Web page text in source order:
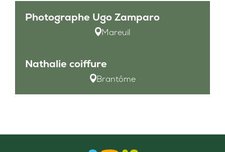
Photographe Ugo Zamparo
Mareuil
Nathalie coiffure
Brantôme